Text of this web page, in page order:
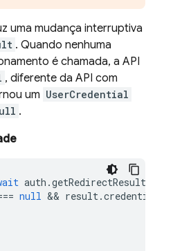
uma mudança interruptiva
. Quando nenhuma
é chamada, a API
, diferente da API com
um UserCredential
.
auth .getRedirectResult
null && result.credential